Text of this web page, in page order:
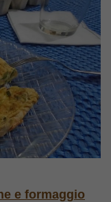
e formaggio